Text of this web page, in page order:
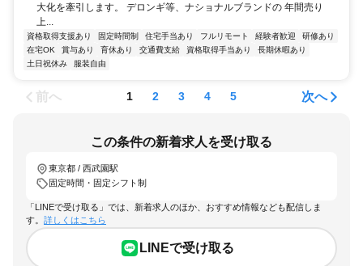
大化を牽引します。 デロンギ等、ナショナルブランドの 年間売り
上...
資格取得支援あり 固定時間制 住宅手当あり フルリモート 経験者歓迎
研修あり
在宅OK
賞与あり 育休あり 交通費支給 資格取得手当あり
長期休暇あり
土日祝休み
服装自由
前へ 1 2 3 4 5 次へ
この条件の新着求人を受け取る
東京都 / 西武園駅
固定時間・固定シフト制
「LINEで受け取る」では、新着求人のほか、おすすめ情報なども配信しま
す。 詳しくはこちら
LINEで受け取る